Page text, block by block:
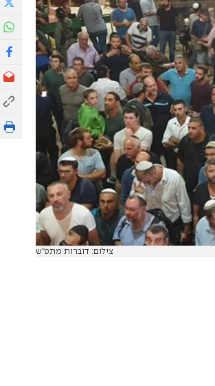
צילום: דוברות מתפ"ש